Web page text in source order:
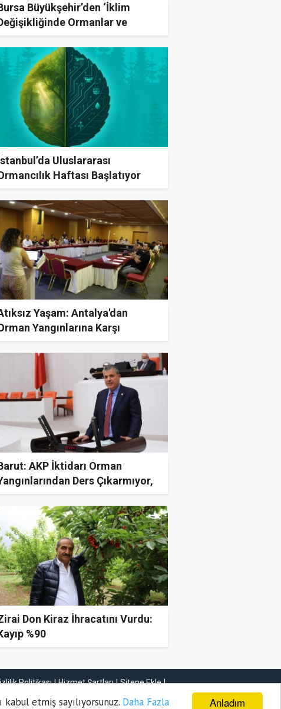
Anladım
etmiş sayılıyorsunuz. Daha Fazla
Büyükşehir’den ‘İklim
Ormanlar ve
paneli
Uluslararası
Haftası Başlatıyor
Yaşam: Antalya'dan
Yangınlarına Karşı
Proje
AKP İktidarı Orman
Ders Çıkarmıyor,
Büyütüyor
Don Kiraz İhracatını Vurdu:
%90
Politikası Hizmet Şartları
Sitene Ekle
Haber Gönder
Firma Ekle İlan Ekle